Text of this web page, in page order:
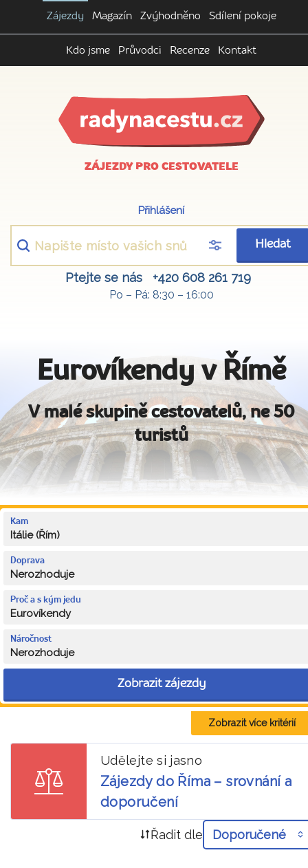
Zájezdy Magazín Zvýhodněno Sdílení pokoje
Kdo jsme Průvodci Recenze Kontakt
ZÁJEZDY PRO CESTOVATELE
Přihlášení
Hledat
Ptejte se nás +420 608 261 719
Po – Pá: 8:30 – 16:00
Eurovíkendy v Římě
V malé skupině cestovatelů, ne 50
turistů
Kam
Itálie (Řím)
Doprava
Nerozhoduje
Proč a s kým jedu
Eurovíkendy
Náročnost
Nerozhoduje
Zobrazit zájezdy
Zobrazit více kritérií
Udělejte si jasno
Zájezdy do Říma – srovnání a
doporučení
Řadit dle Doporučené